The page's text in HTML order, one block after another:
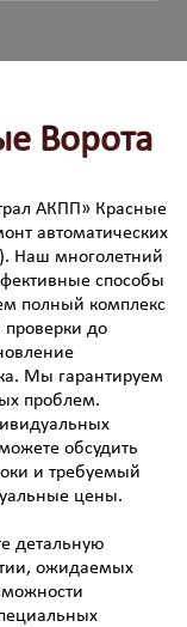
Ворота
АКПП» Красные
автоматических
Наш многолетний
способы
полный комплекс
проверки до
Мы гарантируем
проблем.
обсудить
и требуемый
цены.
детальную
ожидаемых